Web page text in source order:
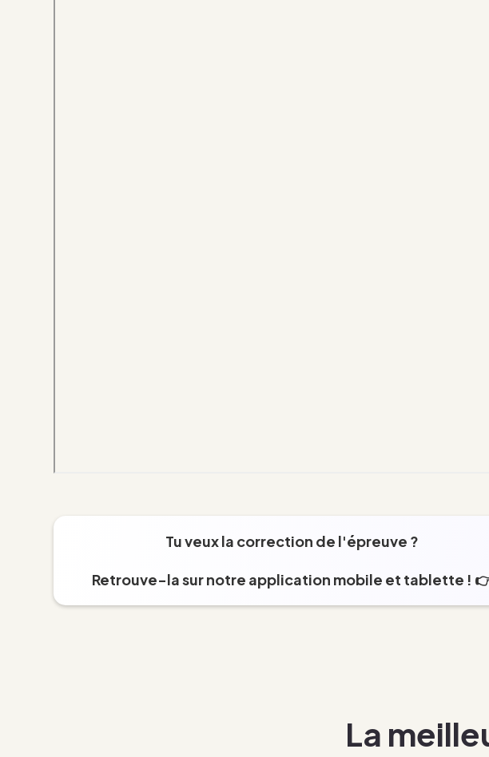
Tu veux la correction de l'épreuve ?
Retrouve-la sur notre application mobile et tablette !
La